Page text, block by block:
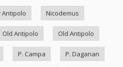
Antipolo Nicodemus
Old Antipolo Old Antipolo
P. Campa P. Daganan